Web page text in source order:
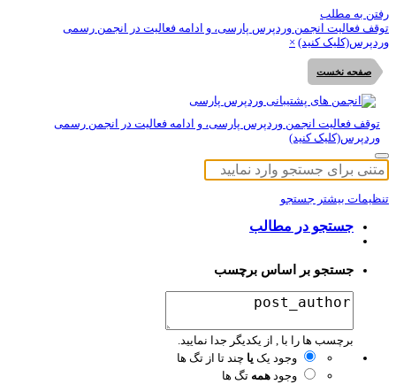
به مطلب
فعالیت انجمن وردپرس پارسی، و ادامه فعالیت در انجمن رسمی
کنید) ×
صفحه نخست
توقف فعالیت انجمن وردپرس پارسی، و ادامه فعالیت در انجمن رسمی
وردپرس(کلیک کنید)
بیشتر جستجو
جستجو در مطالب
جستجو بر اساس برچسب
برچسب ها را با , از یکدیگر جدا نمایید.
وجود یکیاچند تا از تگ ها
وجودهمهتگ ها